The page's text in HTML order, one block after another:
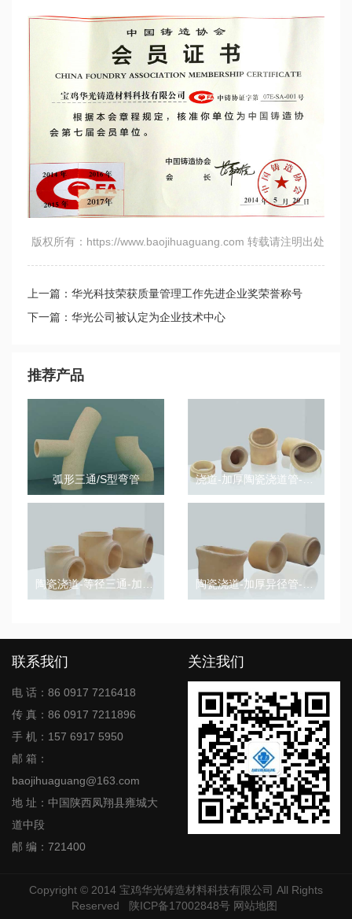
版权所有：https://www.baojihuaguang.com 转载请注明出处
上一篇：华光科技荣获质量管理工作先进企业奖荣誉称号
下一篇：华光公司被认定为企业技术中心
推荐产品
弧形三通/S型弯管 浇道-加厚陶瓷浇道管-弯管
陶瓷浇道-等径三通-加厚浇道管 陶瓷浇道-加厚异径管-变径管
联系我们
电 话：86 0917 7216418
传 真：86 0917 7211896
手 机：157 6917 5950
邮 箱：
baojihuaguang@163.com
地 址：中国陕西凤翔县雍城大
道中段
邮 编：721400
关注我们
Copyright © 2014 宝鸡华光铸造材料科技有限公司 All Rights
Reserved
陕ICP备17002848号 网站地图